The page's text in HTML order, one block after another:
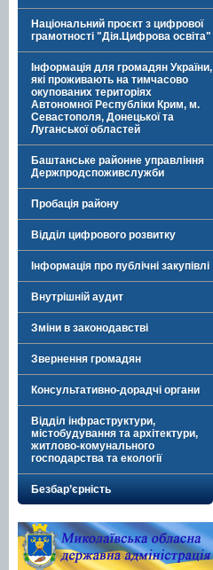
Національний проєкт з цифрової
грамотності "Дія.Цифрова освіта"
Інформація для громадян України,
які проживають на тимчасово
окупованих територіях
Автономної Республіки Крим, м.
Севастополя, Донецької та
Луганської областей
Баштанське районне управління
Держпродспоживслужби
Пробація району
Відділ цифрового розвитку
Інформація про публічні закупівлі
Внутрішній аудит
Зміни в законодавстві
Звернення громадян
Консультативно-дорадчі органи
Відділ інфраструктури,
містобудування та архітектури,
житлово-комунального
господарства та екології
Безбар’єрність